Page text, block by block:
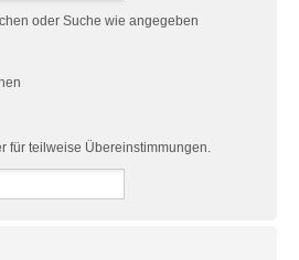
oder Suche wie angegeben
für teilweise Übereinstimmungen.